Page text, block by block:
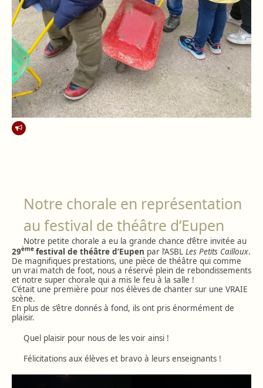
Notre chorale en représentation
au festival de théâtre d’Eupen
Notre petite chorale a eu la grande chance d’être invitée au
29ème festival de théâtre d’Eupen par l’ASBL Les Petits Cailloux.
De magnifiques prestations, une pièce de théâtre qui comme
un vrai match de foot, nous a réservé plein de rebondissements
et notre super chorale qui a mis le feu à la salle !
C’était une première pour nos élèves de chanter sur une VRAIE
scène.
En plus de s’être donnés à fond, ils ont pris énormément de
plaisir.
Quel plaisir pour nous de les voir ainsi !
Félicitations aux élèves et bravo à leurs enseignants !